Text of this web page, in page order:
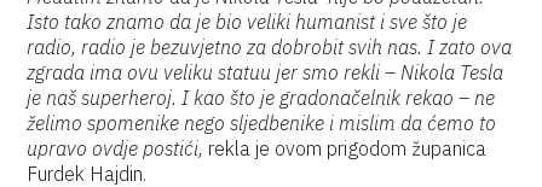
Isto tako znamo da je bio veliki humanist i sve što je
radio, radio je bezuvjetno za dobrobit svih nas. I zato ova
zgrada ima ovu veliku statuu jer smo rekli – Nikola Tesla
je naš superheroj. I kao što je gradonačelnik rekao – ne
želimo spomenike nego sljedbenike i mislim da ćemo to
upravo ovdje postići, rekla je ovom prigodom županica
Furdek Hajdin.